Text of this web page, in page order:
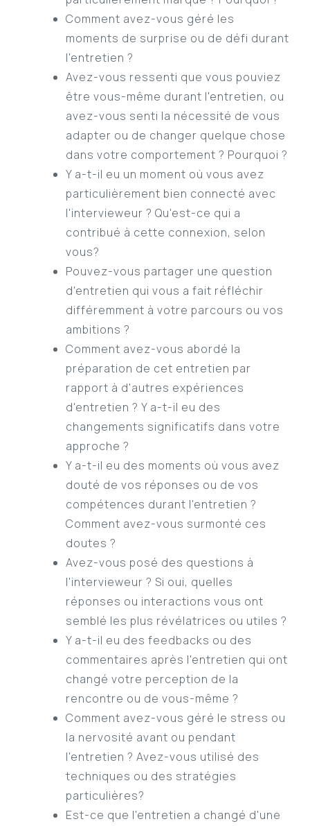
Comment avez-vous géré les
moments de surprise ou de défi durant
l'entretien ?
Avez-vous ressenti que vous pouviez
être vous-même durant l'entretien, ou
avez-vous senti la nécessité de vous
adapter ou de changer quelque chose
dans votre comportement ? Pourquoi ?
Y a-t-il eu un moment où vous avez
particulièrement bien connecté avec
l'intervieweur ? Qu'est-ce qui a
contribué à cette connexion, selon
vous?
Pouvez-vous partager une question
d'entretien qui vous a fait réfléchir
différemment à votre parcours ou vos
ambitions ?
Comment avez-vous abordé la
préparation de cet entretien par
rapport à d'autres expériences
d'entretien ? Y a-t-il eu des
changements significatifs dans votre
approche ?
Y a-t-il eu des moments où vous avez
douté de vos réponses ou de vos
compétences durant l'entretien ?
Comment avez-vous surmonté ces
doutes ?
Avez-vous posé des questions à
l'intervieweur ? Si oui, quelles
réponses ou interactions vous ont
semblé les plus révélatrices ou utiles ?
Y a-t-il eu des feedbacks ou des
commentaires après l'entretien qui ont
changé votre perception de la
rencontre ou de vous-même ?
Comment avez-vous géré le stress ou
la nervosité avant ou pendant
l'entretien ? Avez-vous utilisé des
techniques ou des stratégies
particulières?
Est-ce que l'entretien a changé d'une